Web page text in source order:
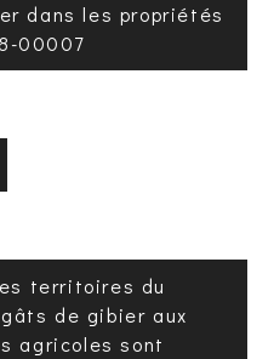
dans les propriétés
00007
territoires du
de gibier aux
agricoles sont